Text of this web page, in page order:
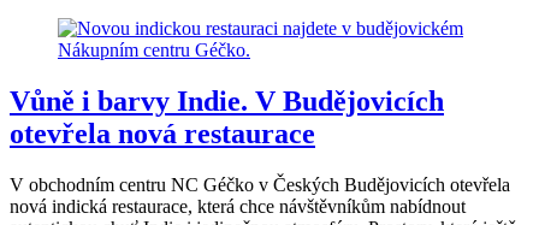
Vůně i barvy Indie. V Budějovicích
otevřela nová restaurace
V obchodním centru NC Géčko v Českých Budějovicích otevřela
nová indická restaurace, která chce návštěvníkům nabídnout